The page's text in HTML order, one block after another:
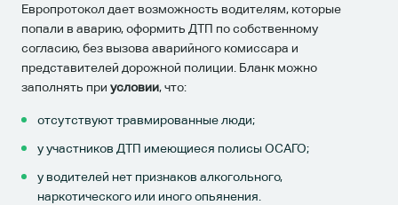
Европротокол дает возможность водителям, которые
попали в аварию, оформить ДТП по собственному
согласию, без вызова аварийного комиссара и
представителей дорожной полиции. Бланк можно
заполнять при условии, что:
отсутствуют травмированные люди;
у участников ДТП имеющиеся полисы ОСАГО;
у водителей нет признаков алкогольного,
наркотического или иного опьянения.